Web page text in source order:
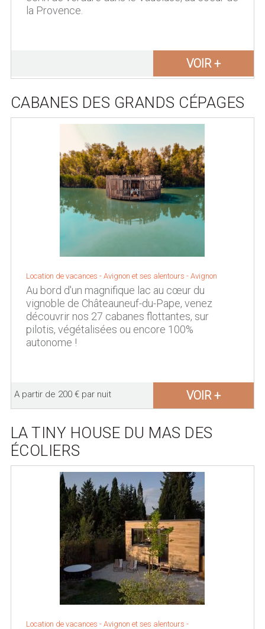
la Provence.
VOIR +
CABANES DES GRANDS CÉPAGES
Location de vacances - Avignon et ses alentours - Avignon
Au bord d'un magnifique lac au cœur du
vignoble de Châteauneuf-du-Pape, venez
découvrir nos 27 cabanes flottantes, sur
pilotis, végétalisées ou encore 100%
autonome !
A partir de 200 € par nuit VOIR +
LA TINY HOUSE DU MAS DES
ÉCOLIERS
Location de vacances - Avignon et ses alentours -